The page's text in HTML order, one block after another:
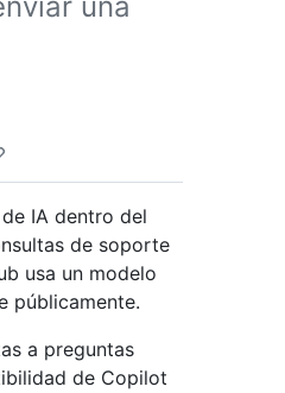
IA dentro del
de soporte
usa un modelo
públicamente.
a preguntas
de Copilot